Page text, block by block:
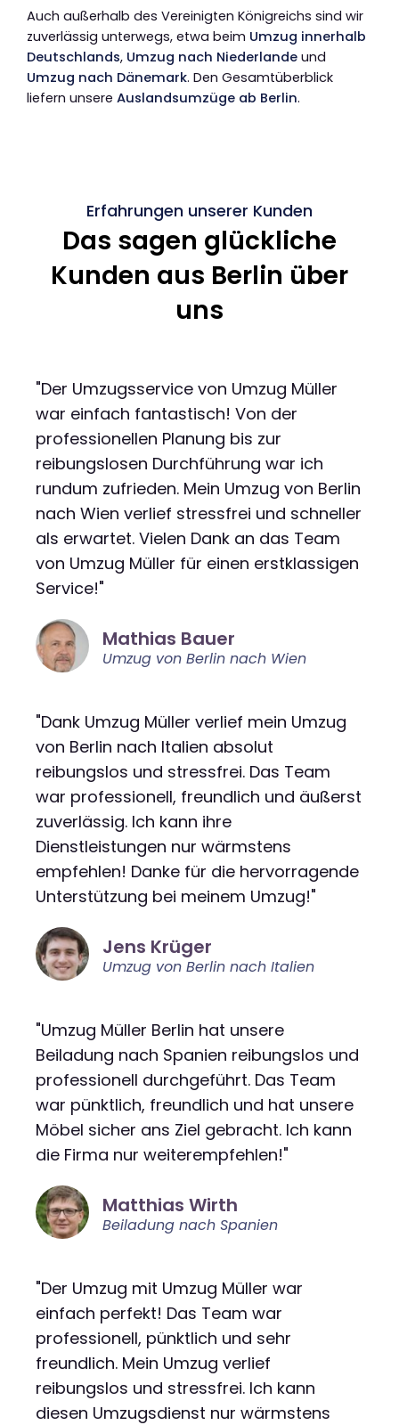
Auch außerhalb des Vereinigten Königreichs sind wir
zuverlässig unterwegs, etwa beim Umzug innerhalb
Deutschlands, Umzug nach Niederlande und
Umzug nach Dänemark. Den Gesamtüberblick
liefern unsere Auslandsumzüge ab Berlin.
Erfahrungen unserer Kunden
Das sagen glückliche
Kunden aus Berlin über
uns
"Der Umzugsservice von Umzug Müller
war einfach fantastisch! Von der
professionellen Planung bis zur
reibungslosen Durchführung war ich
rundum zufrieden. Mein Umzug von Berlin
nach Wien verlief stressfrei und schneller
als erwartet. Vielen Dank an das Team
von Umzug Müller für einen erstklassigen
Service!"
Mathias Bauer
Umzug von Berlin nach Wien
"Dank Umzug Müller verlief mein Umzug
von Berlin nach Italien absolut
reibungslos und stressfrei. Das Team
war professionell, freundlich und äußerst
zuverlässig. Ich kann ihre
Dienstleistungen nur wärmstens
empfehlen! Danke für die hervorragende
Unterstützung bei meinem Umzug!"
Jens Krüger
Umzug von Berlin nach Italien
"Umzug Müller Berlin hat unsere
Beiladung nach Spanien reibungslos und
professionell durchgeführt. Das Team
war pünktlich, freundlich und hat unsere
Möbel sicher ans Ziel gebracht. Ich kann
die Firma nur weiterempfehlen!"
Matthias Wirth
Beiladung nach Spanien
"Der Umzug mit Umzug Müller war
einfach perfekt! Das Team war
professionell, pünktlich und sehr
freundlich. Mein Umzug verlief
reibungslos und stressfrei. Ich kann
diesen Umzugsdienst nur wärmstens